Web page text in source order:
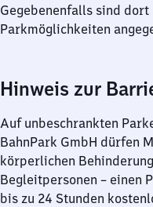
Gegebenenfalls sind dort
Parkmöglichkeiten
Hinweis zur
Auf unbeschrankten
BahnPark GmbH dürfen
körperlichen
Begleitpersonen – einen
bis zu 24 Stunden